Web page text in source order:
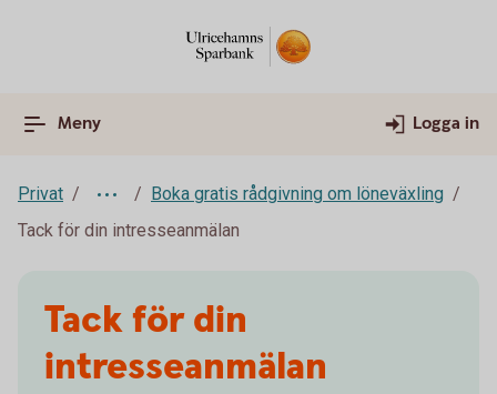
Meny Logga in
Privat
Boka gratis rådgivning om löneväxling
Tack för din intresseanmälan
Tack för din
intresseanmälan